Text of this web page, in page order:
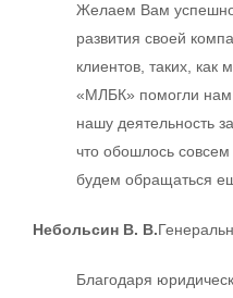
Желаем Вам
развития своей
клиентов, таких,
«МЛБК» помогли нам
нашу деятельность
что обошлось
будем обращаться
Небольсин В. В.
Благодаря